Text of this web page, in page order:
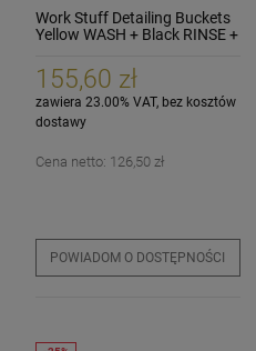
Work Stuff Detailing Buckets
Yellow WASH + Black RINSE +
155,60 zł
zawiera 23.00% VAT, bez kosztów
dostawy
Cena netto: 126,50 zł
POWIADOM O DOSTĘPNOŚCI